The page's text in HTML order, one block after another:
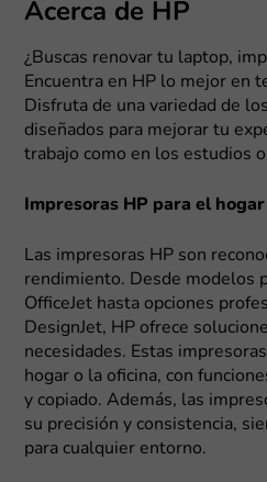
Acerca de HP
¿Buscas renovar tu laptop,
Encuentra en HP lo mejor en
Disfruta de una variedad de
diseñados para mejorar tu
trabajo como en los estudios
Impresoras HP para el
Las impresoras HP son
rendimiento. Desde modelos
OfficeJet hasta opciones
DesignJet, HP ofrece
necesidades. Estas
hogar o la oficina, con
y copiado. Además, las
su precisión y consistencia,
para cualquier entorno.